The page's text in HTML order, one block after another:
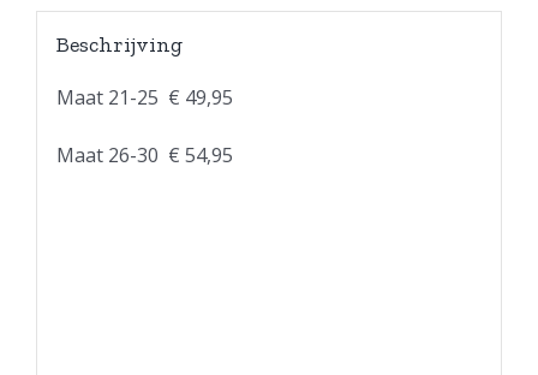
Beschrijving
Maat 21-25 € 49,95
Maat 26-30 € 54,95